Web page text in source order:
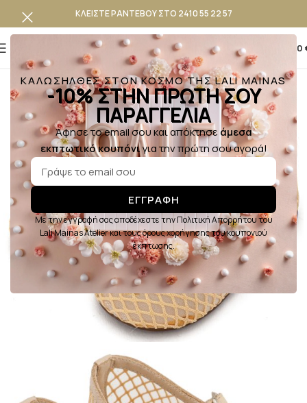
ΚΑΛΩΣΗΛΘΕΣ ΣΤΟΝ ΚΟΣΜΟ ΤΗΣ LALI MAINAS
-10% ΣΤΗΝ ΠΡΩΤΗ ΣΟΥ
ΠΑΡΑΓΓΕΛΙΑ
Άφησε το email σου και απόκτησε άμεσα
εκπτωτικό κουπόνιγια την πρώτη σου αγορά!
ΕΓΓΡΑΦΗ
Με την εγγραφή σας αποδέχεστε την Πολιτική Απορρήτου του
Lali Mainas Atelier και τους όρους χορήγησης του κουπονιού
έκπτωσης.
ΚΛΕΙΣΤΕ ΡΑΝΤΕΒΟΥ ΣΤΟ 2410 55 22 57
0,00